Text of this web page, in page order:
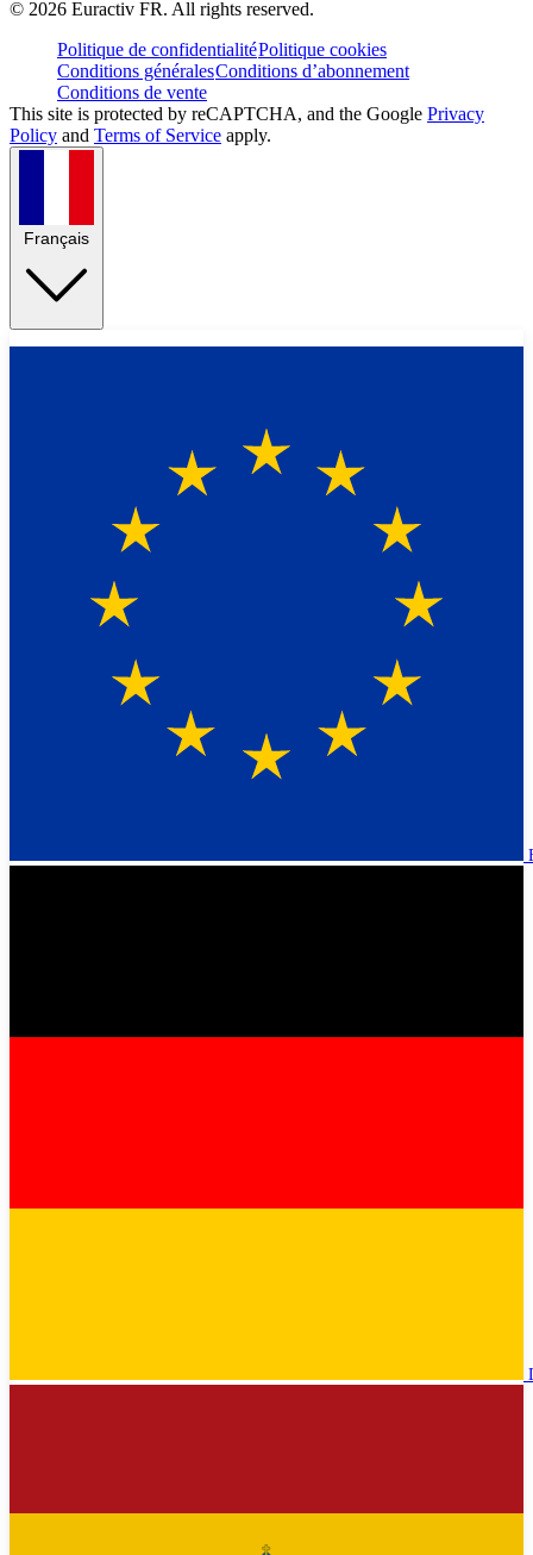
© 2026 Euractiv FR. All rights reserved.
Politique de confidentialitéPolitique cookies
Conditions généralesConditions d’abonnement
Conditions de vente
This site is protected by reCAPTCHA, and the Google Privacy
Policy and Terms of Service apply.
Français